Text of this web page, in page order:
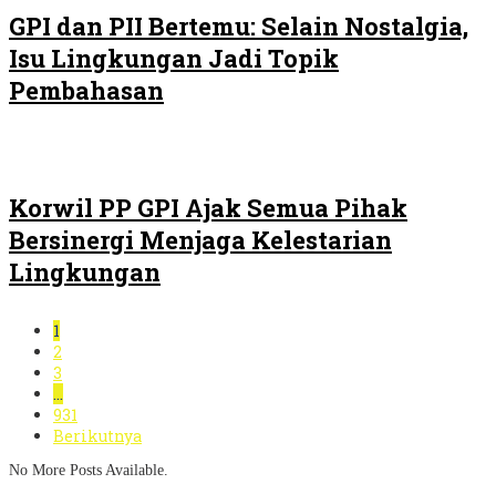
GPI dan PII Bertemu: Selain Nostalgia,
Isu Lingkungan Jadi Topik
Pembahasan
Korwil PP GPI Ajak Semua Pihak
Bersinergi Menjaga Kelestarian
Lingkungan
1
2
3
…
931
Berikutnya
No More Posts Available.